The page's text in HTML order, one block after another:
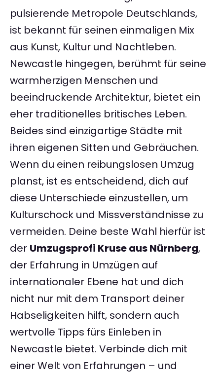
pulsierende Metropole Deutschlands,
ist bekannt für seinen einmaligen Mix
aus Kunst, Kultur und Nachtleben.
Newcastle hingegen, berühmt für seine
warmherzigen Menschen und
beeindruckende Architektur, bietet ein
eher traditionelles britisches Leben.
Beides sind einzigartige Städte mit
ihren eigenen Sitten und Gebräuchen.
Wenn du einen reibungslosen Umzug
planst, ist es entscheidend, dich auf
diese Unterschiede einzustellen, um
Kulturschock und Missverständnisse zu
vermeiden. Deine beste Wahl hierfür ist
der Umzugsprofi Kruse aus Nürnberg,
der Erfahrung in Umzügen auf
internationaler Ebene hat und dich
nicht nur mit dem Transport deiner
Habseligkeiten hilft, sondern auch
wertvolle Tipps fürs Einleben in
Newcastle bietet. Verbinde dich mit
einer Welt von Erfahrungen – und